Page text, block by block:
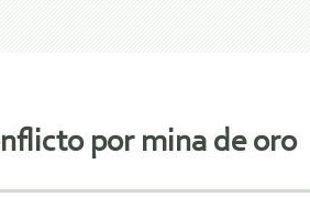
por mina de oro